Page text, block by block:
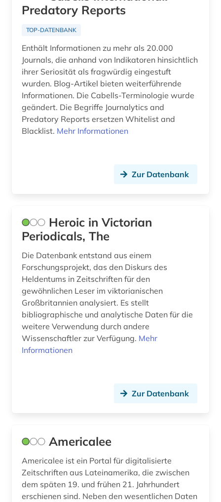
frankreich (1)
galicien (1)
geographie (1)
geschichte 1860-1870 (2)
geschichtsbild (2)
geschichtswissenschaften (1)
gesellschaft (1)
gesetzesrecht (1)
hausa (1)
heimatkunde (2)
Schweiz (2)
Spanien (4)
Suedamerika (2)
Tschechische Republik (1)
Tuerkei (1)
USA (3)
Predatory Reports
TOP-DATENBANK
Enthält Informationen zu mehr als 20.000
Journals, die anhand von Indikatoren hinsichtlich
ihrer Seriosität als fragwürdig eingestuft
wurden. Blog-Artikel bieten weiterführende
Informationen. Die Cabells-Terminologie wurde
geändert. Die Begriffe Journalytics and
Predatory Reports ersetzen Whitelist and
Blacklist. Mehr Informationen
Zur Datenbank
Heroic in Victorian
Periodicals, The
Die Datenbank entstand aus einem
Forschungsprojekt, das den Diskurs des
Heldentums in Zeitschriften für den
gewöhnlichen Leser im viktorianischen
Großbritannien analysiert. Es stellt
bibliographische und analytische Daten für die
weitere Verwendung durch andere
Wissenschaftler zur Verfügung. Mehr
Informationen
Zur Datenbank
Americalee
Americalee ist ein Portal für digitalisierte
Zeitschriften aus Lateinamerika, die zwischen
dem späten 19. und frühen 21. Jahrhundert
erschienen sind. Neben den wesentlichen Daten